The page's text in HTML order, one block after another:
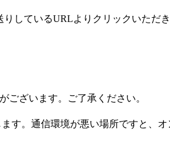
しているURLよりクリックいただき
ざいます。ご了承ください。
。通信環境が悪い場所ですと、